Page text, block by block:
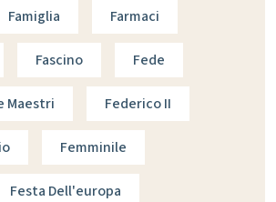
Famiglia Farmaci
Fascino Fede
Maestri Federico II
Femminile
Festa Dell'europa